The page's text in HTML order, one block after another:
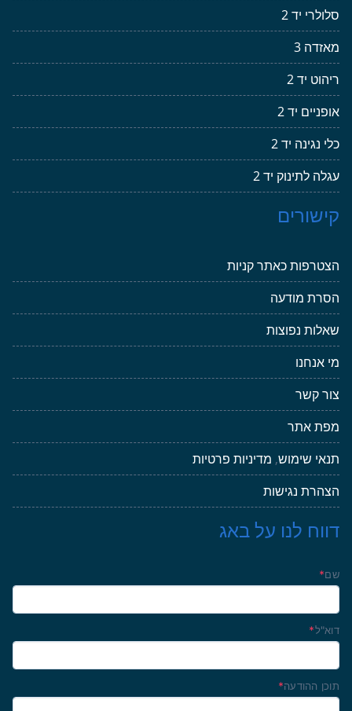
סלולרי יד 2
מאזדה 3
ריהוט יד 2
אופניים יד 2
כלי נגינה יד 2
עגלה לתינוק יד 2
קישורים
הצטרפות כאתר קניות
הסרת מודעה
שאלות נפוצות
מי אנחנו
צור קשר
מפת אתר
תנאי שימוש, מדיניות פרטיות
הצהרת נגישות
דווח לנו על באג
שם*
דוא"ל*
תוכן ההודעה*